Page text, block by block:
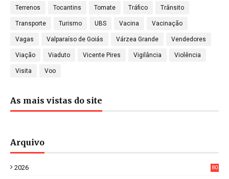
Terrenos Tocantins Tomate Tráfico Trânsito
Transporte Turismo UBS Vacina Vacinação
Vagas Valparaíso de Goiás Várzea Grande Vendedores
Viação Viaduto Vicente Pires Vigilância Violência
Visita Voo
As mais vistas do site
Arquivo
2026
80